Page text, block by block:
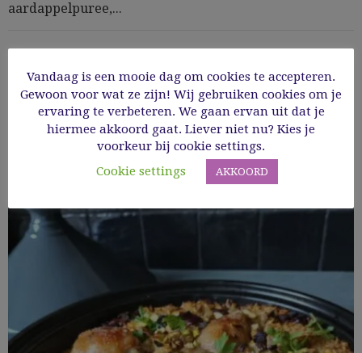
aardappelpuree,...
Read More
Vandaag is een mooie dag om cookies te accepteren.
Gewoon voor wat ze zijn! Wij gebruiken cookies om je
ervaring te verbeteren. We gaan ervan uit dat je
hiermee akkoord gaat. Liever niet nu? Kies je
voorkeur bij cookie settings.
Cookie settings
AKKOORD